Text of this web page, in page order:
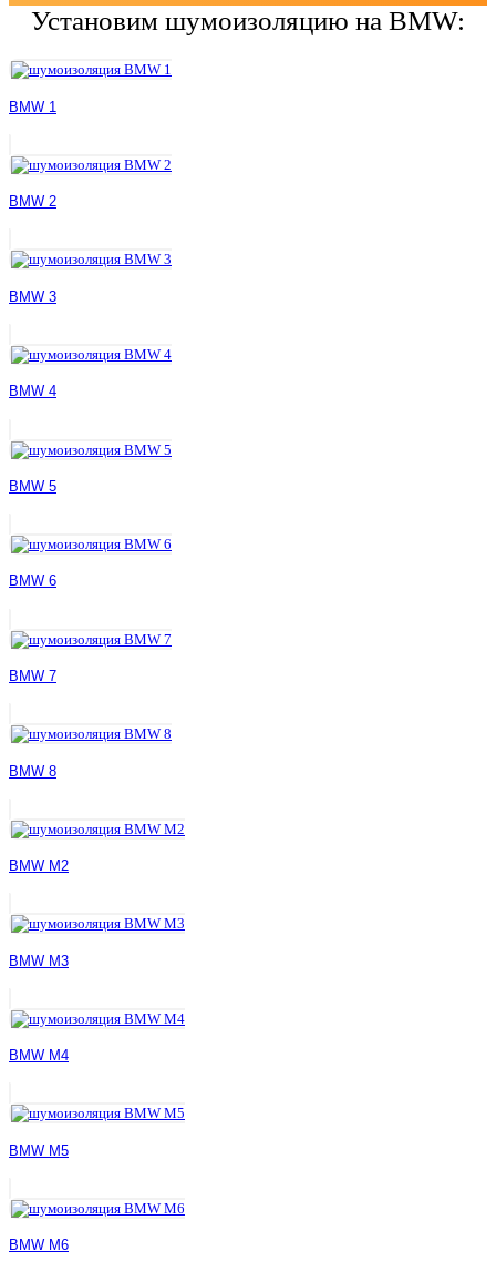
Установим шумоизоляцию на BMW:
BMW 1
BMW 2
BMW 3
BMW 4
BMW 5
BMW 6
BMW 7
BMW 8
BMW M2
BMW M3
BMW M4
BMW M5
BMW M6